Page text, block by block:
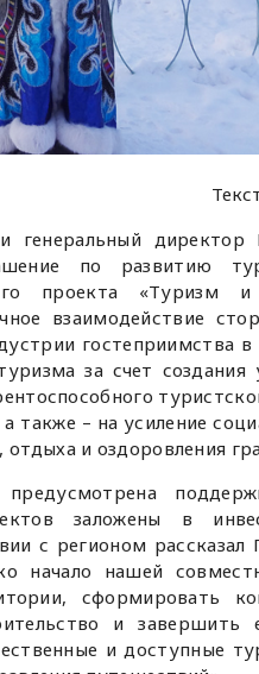
и генеральный директор
по развитию
проекта «Туризм и
взаимодействие
гостеприимства в
за счет создания
– на усиление
отдыха и оздоровления
заложены в
с регионом рассказал
начало нашей
сформировать
и завершить
и доступные